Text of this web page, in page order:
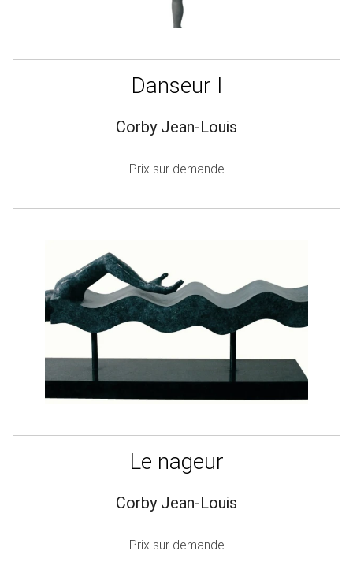
Danseur I
Corby Jean-Louis
Prix sur demande
Le nageur
Corby Jean-Louis
Prix sur demande